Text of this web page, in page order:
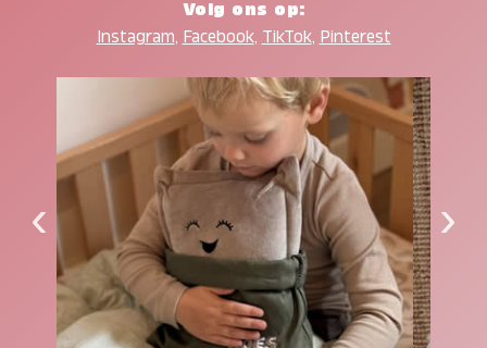
Volg ons op:
Instagram, Facebook, TikTok, Pinterest
‹ ›